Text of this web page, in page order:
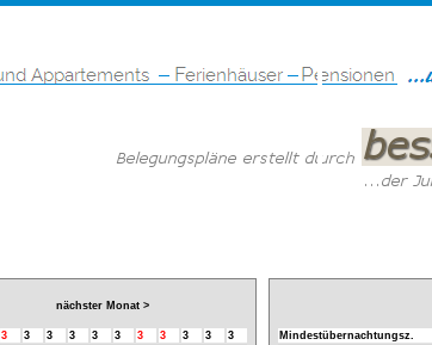
nächster Monat >
3 3 3 3 3 3 3 3 3 3 3 Mindestübernachtungsz.